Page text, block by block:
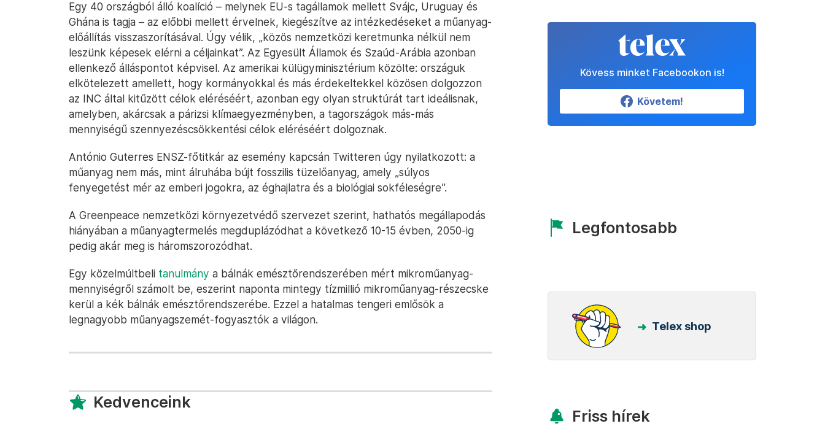
Egy 40 országból álló koalíció – melynek EU-s tagállamok mellett Svájc, Uruguay és
Ghána is tagja – az előbbi mellett érvelnek, kiegészítve az intézkedéseket a műanyag-
előállítás visszaszorításával. Úgy vélik, „közös nemzetközi keretmunka nélkül nem
leszünk képesek elérni a céljainkat”. Az Egyesült Államok és Szaúd-Arábia azonban
ellenkező álláspontot képvisel. Az amerikai külügyminisztérium közölte: országuk
elkötelezett amellett, hogy kormányokkal és más érdekeltekkel közösen dolgozzon
az INC által kitűzött célok eléréséért, azonban egy olyan struktúrát tart ideálisnak,
amelyben, akárcsak a párizsi klímaegyezményben, a tagországok más-más
mennyiségű szennyezéscsökkentési célok eléréséért dolgoznak.
António Guterres ENSZ-főtitkár az esemény kapcsán Twitteren úgy nyilatkozott: a
műanyag nem más, mint álruhába bújt fosszilis tüzelőanyag, amely „súlyos
fenyegetést mér az emberi jogokra, az éghajlatra és a biológiai sokféleségre”.
A Greenpeace nemzetközi környezetvédő szervezet szerint, hathatós megállapodás
hiányában a műanyagtermelés megduplázódhat a következő 10-15 évben, 2050-ig
pedig akár meg is háromszorozódhat.
Egy közelmúltbeli tanulmány a bálnák emésztőrendszerében mért mikroműanyag-
mennyiségről számolt be, eszerint naponta mintegy tízmillió mikroműanyag-részecske
kerül a kék bálnák emésztőrendszerébe. Ezzel a hatalmas tengeri emlősök a
legnagyobb műanyagszemét-fogyasztók a világon.
Kedvenceink
Kövess minket Facebookon is!
Követem!
Legfontosabb
Telex shop
Friss hírek